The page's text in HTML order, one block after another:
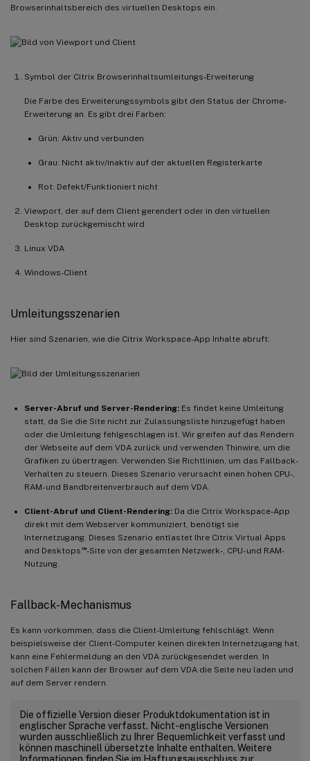
Browserinhaltsbereich des virtuellen Desktops ein.
Symbol der Citrix Browserinhaltsumleitungs-Erweiterung
Die Farbe des Erweiterungssymbols gibt den Status der Chrome-
Erweiterung an. Es gibt drei Farben:
Grün: Aktiv und verbunden
Grau: Nicht aktiv/inaktiv auf der aktuellen Registerkarte
Rot: Defekt/Funktioniert nicht
Viewport, der auf dem Client gerendert oder in den virtuellen
Desktop zurückgemischt wird
Linux VDA
Windows-Client
Umleitungsszenarien
Hier sind Szenarien, wie die Citrix Workspace-App Inhalte abruft:
Server-Abruf und Server-Rendering: Es findet keine Umleitung
statt, da Sie die Site nicht zur Zulassungsliste hinzugefügt haben
oder die Umleitung fehlgeschlagen ist. Wir greifen auf das Rendern
der Webseite auf dem VDA zurück und verwenden Thinwire, um die
Grafiken zu übertragen. Verwenden Sie Richtlinien, um das Fallback-
Verhalten zu steuern. Dieses Szenario verursacht einen hohen CPU-,
RAM- und Bandbreitenverbrauch auf dem VDA.
Client-Abruf und Client-Rendering: Da die Citrix Workspace-App
direkt mit dem Webserver kommuniziert, benötigt sie
Internetzugang. Dieses Szenario entlastet Ihre Citrix Virtual Apps
and Desktops ™-Site von der gesamten Netzwerk-, CPU- und RAM-
Nutzung.
Fallback-Mechanismus
Es kann vorkommen, dass die Client-Umleitung fehlschlägt. Wenn
beispielsweise der Client-Computer keinen direkten Internetzugang hat,
kann eine Fehlermeldung an den VDA zurückgesendet werden. In
solchen Fällen kann der Browser auf dem VDA die Seite neu laden und
auf dem Server rendern.
Die offizielle Version dieser Produktdokumentation ist in
englischer Sprache verfasst. Nicht-englische Versionen
wurden ausschließlich zu Ihrer Bequemlichkeit verfasst und
können maschinell übersetzte Inhalte enthalten. Weitere
Informationen finden Sie im Haftungsausschluss zur